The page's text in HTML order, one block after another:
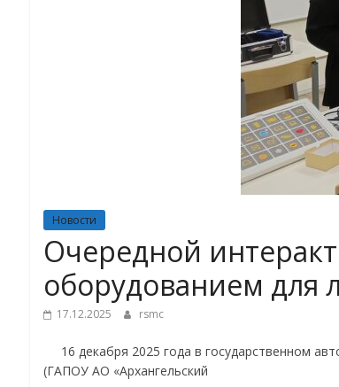
Новости
Очередной
оборудованием для
17.12.2025 rsmc
16 декабря 2025 года в государственном
(ГАПОУ АО «Архангельский